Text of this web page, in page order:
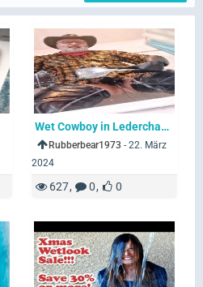
Wet Cowboy in Lederchaps & Shirt Pt 3
Rubberbear1973 - 22. März
2024
627 0 0